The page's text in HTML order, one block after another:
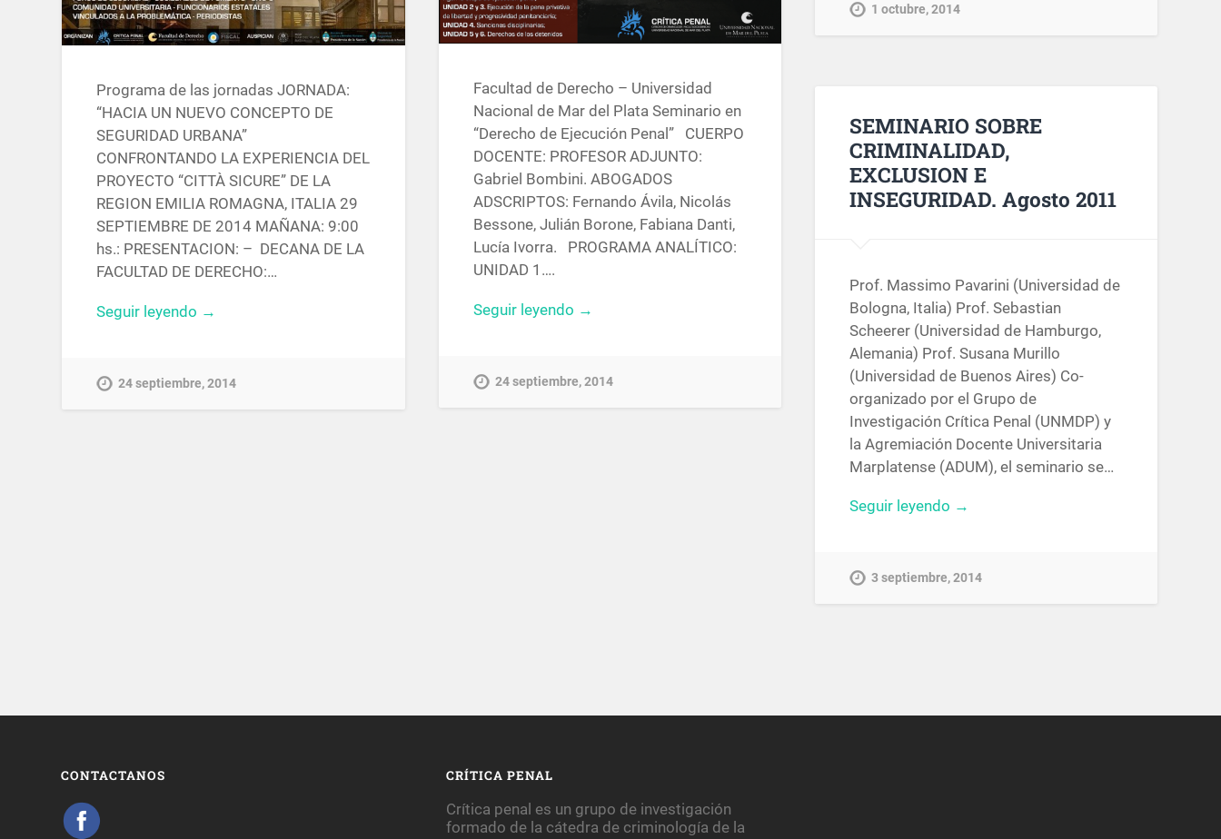
1 octubre, 2014
Programa de las jornadas JORNADA:
“HACIA UN NUEVO CONCEPTO DE
SEGURIDAD URBANA”
CONFRONTANDO LA EXPERIENCIA DEL
PROYECTO “CITTÀ SICURE” DE LA
REGION EMILIA ROMAGNA, ITALIA 29
SEPTIEMBRE DE 2014 MAÑANA: 9:00
hs.: PRESENTACION: – DECANA DE LA
FACULTAD DE DERECHO:…
Seguir leyendo →
24 septiembre, 2014
Facultad de Derecho – Universidad
Nacional de Mar del Plata Seminario en
“Derecho de Ejecución Penal” CUERPO
DOCENTE: PROFESOR ADJUNTO:
Gabriel Bombini. ABOGADOS
ADSCRIPTOS: Fernando Ávila, Nicolás
Bessone, Julián Borone, Fabiana Danti,
Lucía Ivorra. PROGRAMA ANALÍTICO:
UNIDAD 1….
Seguir leyendo →
24 septiembre, 2014
SEMINARIO SOBRE
CRIMINALIDAD,
EXCLUSION E
INSEGURIDAD. Agosto 2011
Prof. Massimo Pavarini (Universidad de
Bologna, Italia) Prof. Sebastian
Scheerer (Universidad de Hamburgo,
Alemania) Prof. Susana Murillo
(Universidad de Buenos Aires) Co-
organizado por el Grupo de
Investigación Crítica Penal (UNMDP) y
la Agremiación Docente Universitaria
Marplatense (ADUM), el seminario se…
Seguir leyendo →
3 septiembre, 2014
CONTACTANOS CRÍTICA PENAL
Crítica penal es un grupo de investigación
formado de la cátedra de criminología de la